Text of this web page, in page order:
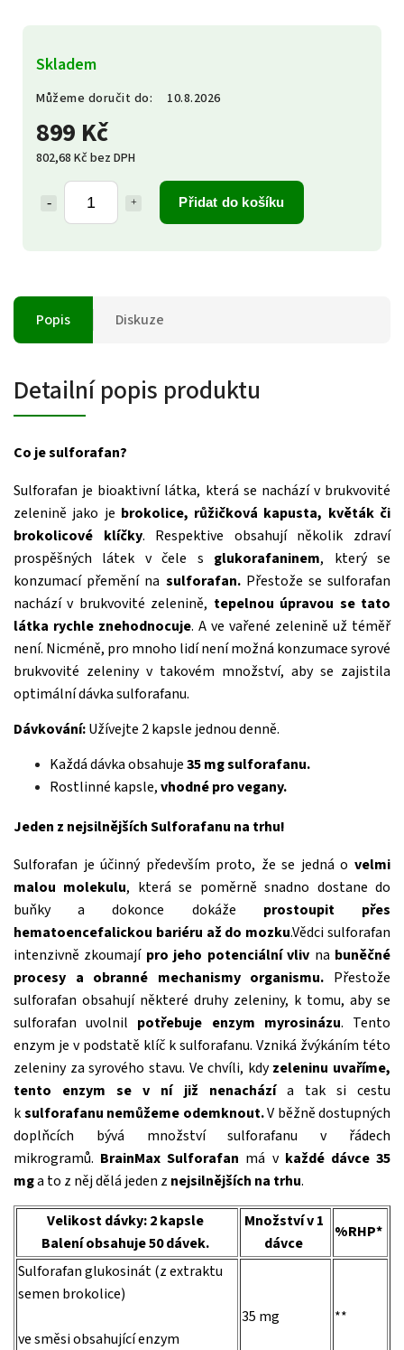
899 Kč
802,68 Kč bez DPH
Přidat do košíku
Skladem
Můžeme doručit do: 10.8.2026
Popis Diskuze
Detailní popis produktu
Co je sulforafan?
Sulforafan je bioaktivní látka, která se nachází v brukvovité
zelenině jako je brokolice, růžičková kapusta, květák či
brokolicové klíčky. Respektive obsahují několik zdraví
prospěšných látek v čele s glukorafaninem, který se
konzumací přemění na sulforafan.Přestože se sulforafan
nachází v brukvovité zelenině, tepelnou úpravou se tato
látka rychle znehodnocuje. A ve vařené zelenině už téměř
není. Nicméně, pro mnoho lidí není možná konzumace syrové
brukvovité zeleniny v takovém množství, aby se zajistila
optimální dávka sulforafanu.
Dávkování:Užívejte 2 kapsle jednou denně.
Každá dávka obsahuje35 mg sulforafanu.
Rostlinné kapsle,vhodné pro vegany.
Jeden z nejsilnějších Sulforafanu na trhu!
Sulforafan je účinný především proto, že se jedná o velmi
malou molekulu, která se poměrně snadno dostane do
buňky a dokonce dokáže prostoupit přes
hematoencefalickou bariéru až do mozku.Vědci sulforafan
intenzivně zkoumají pro jeho potenciální vliv na buněčné
procesy a obranné mechanismy organismu. Přestože
sulforafan obsahují některé druhy zeleniny, k tomu, aby se
sulforafan uvolnil potřebuje enzym myrosinázu. Tento
enzym je v podstatě klíč k sulforafanu. Vzniká žvýkáním této
zeleniny za syrového stavu. Ve chvíli, kdyzeleninu uvaříme,
tento enzym se v ní již nenacházía tak si cestu
ksulforafanu nemůžeme odemknout.V běžně dostupných
doplňcích bývá množství sulforafanu v řádech
mikrogramů. BrainMax Sulforafan má vkaždé dávce 35
mga to z něj dělá jeden z nejsilnějších na trhu.
Velikost dávky: 2 kapsle
Balení obsahuje 50 dávek.
Množství v 1
dávce
%RHP*
Sulforafan glukosinát (z extraktu
semen brokolice)
ve směsi obsahující enzym
35 mg **